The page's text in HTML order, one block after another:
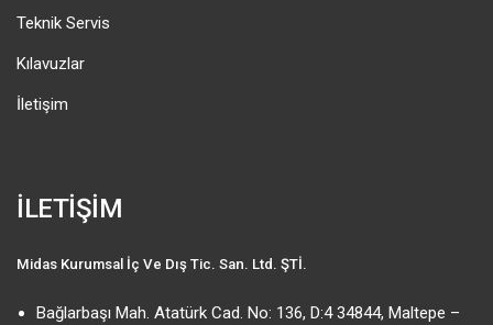
İLETİŞİM
Midas Kurumsal İç Ve Dış Tic. San. Ltd. ŞTİ.
Bağlarbaşı Mah. Atatürk Cad. No: 136, D:4 34844, Maltepe –
Teknik Servis
Kılavuzlar
İletişim